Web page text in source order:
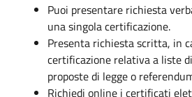
Puoi presentare richiesta
una singola certificazione.
Presenta richiesta scritta, in
certificazione relativa a liste
proposte di legge o
Richiedi online i certificati